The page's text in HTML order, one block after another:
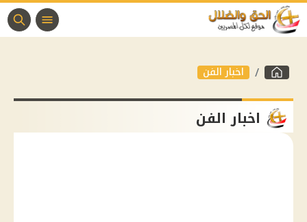
اخبار الفن
اخبار الفن